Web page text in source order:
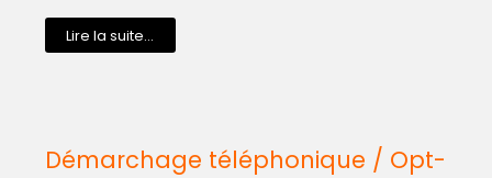
Lire la suite...
Démarchage téléphonique / Opt-